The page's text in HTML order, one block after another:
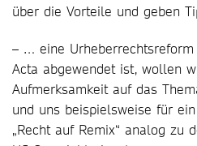
über die Vorteile und geben
– … eine Urheberrechtsreform
Acta abgewendet ist, wollen
Aufmerksamkeit auf das
und uns beispielsweise für
„Recht auf Remix“ analog zu